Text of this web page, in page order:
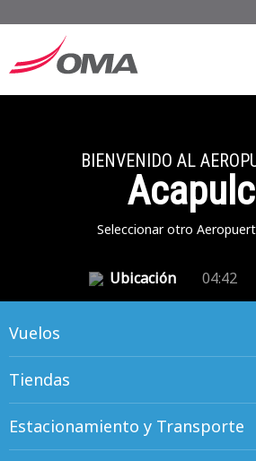
BIENVENIDO AL
Seleccionar otro
Ubicación 04:42
Vuelos
Tiendas
Estacionamiento y Transporte